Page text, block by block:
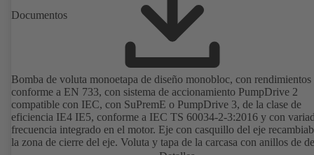
Documentos
Bomba de voluta monoetapa de diseño monobloc, con rendimientos
conforme a EN 733, con sistema de accionamiento PumpDrive 2
compatible con IEC, con SuPremE o PumpDrive 3, de la clase de
eficiencia IE4 IE5, conforme a IEC TS 60034-2-3:2016 y con
frecuencia integrado en el motor. Eje con casquillo del eje
la zona de cierre del eje. Voluta y tapa de la carcasa con anillos de